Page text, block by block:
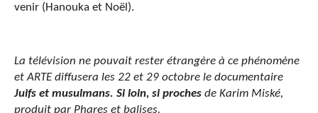
venir (Hanouka et Noël).
La télévision ne pouvait rester étrangère à ce phénomène
et ARTE diffusera les 22 et 29 octobre le documentaire
Juifs et musulmans. Si loin, si proches de Karim Miské,
produit par Phares et balises.